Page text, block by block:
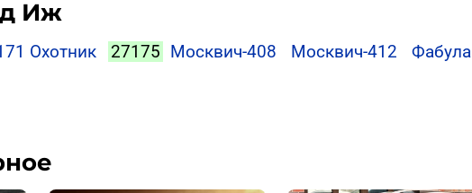
Иж
Охотник 27175 Москвич-408 Москвич-412
Фабула